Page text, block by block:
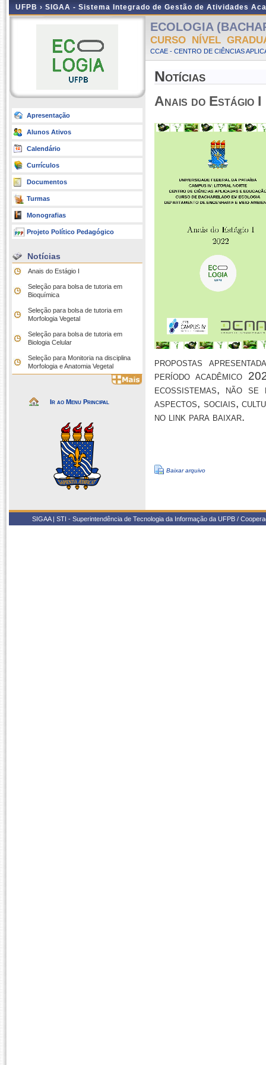
UFPB › SIGAA - Sistema Integrado de Gestão de Atividades
Apresentação
Alunos Ativos
Calendário
Currículos
Documentos
Turmas
Monografias
Projeto Político Pedagógico
Notícias
Anais do Estágio I
Seleção para bolsa de tutoria em
Bioquímica
Seleção para bolsa de tutoria em
Morfologia Vegetal
Seleção para bolsa de tutoria em
Biologia Celular
Seleção para Monitoria na disciplina
Morfologia e Anatomia Vegetal
Ir ao Menu Principal
ECOLOGIA
CURSO NÍVEL
CCAE - CENTRO DE CIÊNCIAS
Notícias
Anais do Estágio I
propostas
período acadêmico
ecossistemas, não
aspectos, sociais,
no link para baixar.
Baixar arquivo
SIGAA | STI - Superintendência de Tecnologia da Informação da UFPB /